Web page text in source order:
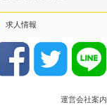
求人情報
運営会社案内